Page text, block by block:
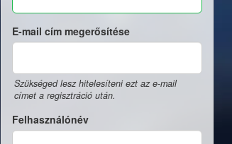
E-mail cím megerősítése
Szükséged lesz hitelesíteni ezt az e-mail
címet a regisztráció után.
Felhasználónév